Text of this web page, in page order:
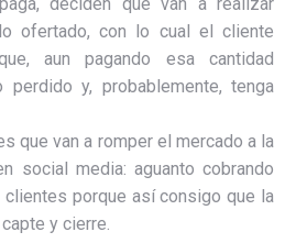
ofertado, con lo cual el cliente
aun pagando esa cantidad
perdido y, probablemente, tenga
que van a romper el mercado a la
social media: aguanto cobrando
clientes porque así consigo que la
y cierre.